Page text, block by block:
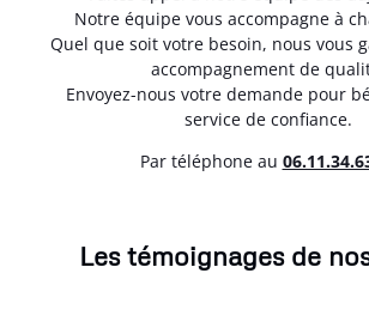
Notre équipe vous accompagne à
Quel que soit votre besoin, nous vous
accompagnement de
Envoyez-nous votre demande pour
service de confiance.
Par téléphone au
Les témoignages de